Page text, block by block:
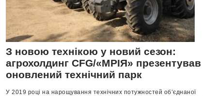
З новою технікою у новий сезон:
агрохолдинг CFG/«МРІЯ» презентував
оновлений технічний парк
У 2019 році на нарощування технічних потужностей об’єднаної